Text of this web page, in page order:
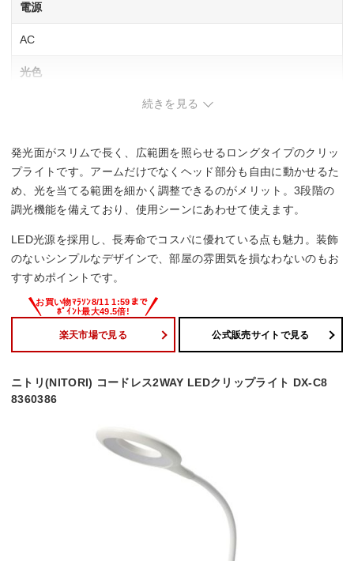
電源
AC
光色
620 lm
調光機能
3段階
消費電力
7.5 W
続きを見る
発光面がスリムで長く、広範囲を照らせるロングタイプのクリッ
プライトです。アームだけでなくヘッド部分も自由に動かせるた
め、光を当てる範囲を細かく調整できるのがメリット。3段階の
調光機能を備えており、使用シーンにあわせて使えます。
LED光源を採用し、長寿命でコスパに優れている点も魅力。装飾
のないシンプルなデザインで、部屋の雰囲気を損なわないのもお
すすめポイントです。
楽天市場で見る 公式販売サイトで見る
ニトリ(NITORI) コードレス2WAY LEDクリップライト DX-C8
8360386